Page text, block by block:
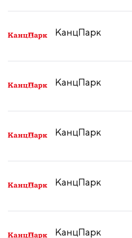
КанцПарк
КанцПарк
КанцПарк
КанцПарк
КанцПарк